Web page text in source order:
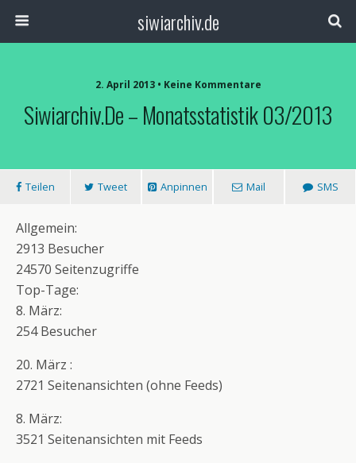
siwiarchiv.de
2. April 2013 • Keine Kommentare
Siwiarchiv.de – Monatsstatistik 03/2013
Teilen Tweet Anpinnen Mail SMS
Allgemein:
2913 Besucher
24570 Seitenzugriffe
Top-Tage:
8. März:
254 Besucher
20. März :
2721 Seitenansichten (ohne Feeds)
8. März:
3521 Seitenansichten mit Feeds